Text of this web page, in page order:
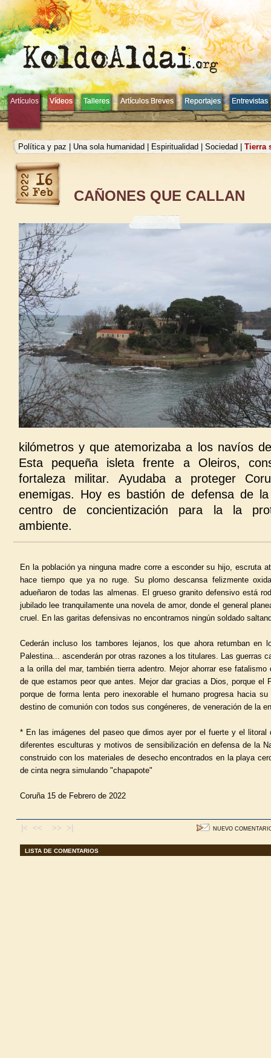
Artículos Vídeos Talleres Artículos Breves Reportajes Entrevistas
Artículos Vídeos Talleres Artículos Breves Reportajes Entrevistas
Política y paz Una sola humanidad Espiritualidad Sociedad Tierra
CAÑONES QUE CALLAN
kilómetros y que atemorizaba a los navíos
Esta pequeña isleta frente a Oleiros,
fortaleza militar. Ayudaba a proteger
enemigas. Hoy es bastión de defensa de
centro de concientización para la la
ambiente.
En la población ya ninguna madre corre a esconder su hijo, escruta
hace tiempo que ya no ruge. Su plomo descansa felizmente
adueñaron de todas las almenas. El grueso granito defensivo está
jubilado lee tranquilamente una novela de amor, donde el general
cruel. En las garitas defensivas no encontramos ningún soldado
Cederán incluso los tambores lejanos, los que ahora retumban en
Palestina... ascenderán por otras razones a los titulares. Las guerras
a la orilla del mar, también tierra adentro. Mejor ahorrar ese
de que estamos peor que antes. Mejor dar gracias a Dios, porque el
porque de forma lenta pero inexorable el humano progresa hacia
destino de comunión con todos sus congéneres, de veneración de la
* En las imágenes del paseo que dimos ayer por el fuerte y el litoral
diferentes esculturas y motivos de sensibilización en defensa de la
construido con los materiales de desecho encontrados en la playa
de cinta negra simulando "chapapote"
Coruña 15 de Febrero de 2022
|< << >> >| NUEVO
LISTA DE COMENTARIOS